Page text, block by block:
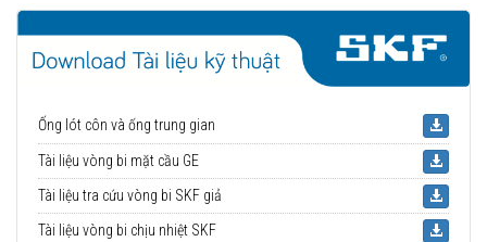
Ống lót côn và ống trung gian
Tài liệu vòng bi mặt cầu GE
Tài liệu tra cứu vòng bi SKF giả
Tài liệu vòng bi chịu nhiệt SKF